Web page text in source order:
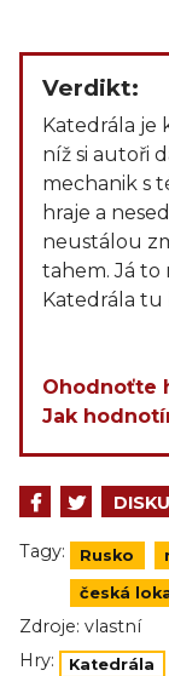
Verdikt:
Katedrála je
níž si autoři
mechanik s
hraje a
neustálou
tahem. Já to
Katedrála tu
Ohodnoťte
Jak
Tagy: Rusko
česká
Zdroje: vlastní
Hry:
Katedrála